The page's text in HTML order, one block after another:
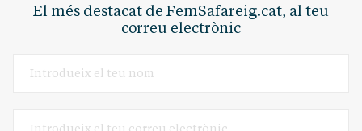
El més destacat de FemSafareig.cat, al teu
correu electrònic